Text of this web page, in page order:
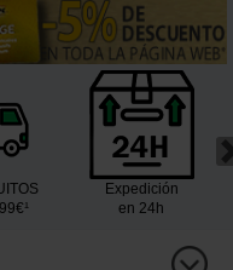
Expedición
en 24h